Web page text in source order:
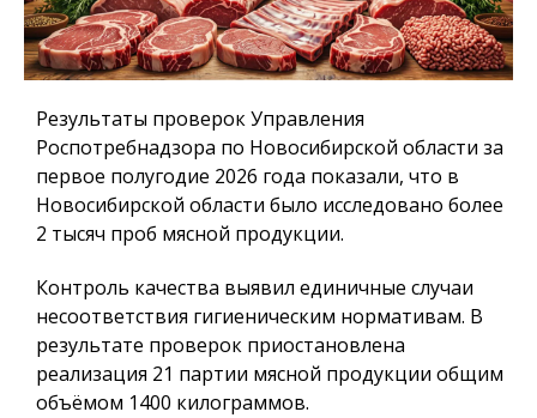
Результаты проверок Управления
Роспотребнадзора по Новосибирской области за
первое полугодие 2026 года показали, что в
Новосибирской области было исследовано более
2 тысяч проб мясной продукции.
Контроль качества выявил единичные случаи
несоответствия гигиеническим нормативам. В
результате проверок приостановлена
реализация 21 партии мясной продукции общим
объёмом 1400 килограммов.